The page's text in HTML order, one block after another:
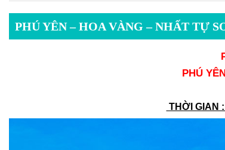
PHÚ YÊN – HOA VÀNG – NHẤT TỰ
PHÚ
THỜI GIAN